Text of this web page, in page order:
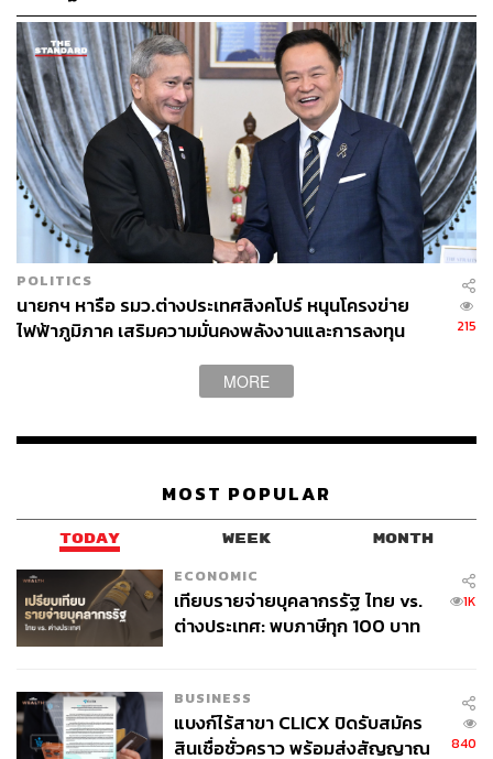
Durian Chendol ของร้าน Blue Ginger
ร้าน Blue Ginger หนึ่งในร้านอาหารเปอรานากันเพียงไม่กี่
ร้านในสิงคโปร์ เจ้าของรางวัลบิบ กูร์มองด์ เตรียมเมนูพิเศษ
Durian Chendol มาให้ชิมกันในงานนี้ด้วย นี่เป็นเพียงส่วน
หนึ่งของไฮไลต์ภายในงานเทศกาลอาหารนี้เท่านั้น โดยร้าน
อาหารที่มาจัดในงานเทศกาลจะนำเสนอเมนูในราคาสุดคุ้ม
POLITICS
นายกฯ หารือ รมว.ต่างประเทศสิงคโปร์ หนุนโครงข่าย
ไฟฟ้าภูมิภาค เสริมความมั่นคงพลังงานและการลงทุน
215
MORE
MOST POPULAR
TODAY WEEK MONTH
ECONOMIC
เทียบรายจ่ายบุคลากรรัฐ ไทย vs.
ต่างประเทศ: พบภาษีทุก 100 บาท
1K
BUSINESS
แบงก์ไร้สาขา CLICX ปิดรับสมัคร
สินเชื่อชั่วคราว พร้อมส่งสัญญาณ
840